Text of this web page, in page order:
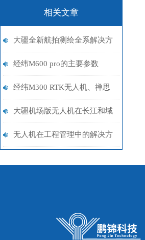
相关文章
大疆全新航拍测绘全系解决方
案——禅思L1
经纬M600 pro的主要参数
经纬M300 RTK无人机、禅思
H20云台
大疆机场版无人机在长江和域
的应用
无人机在工程管理中的解决方